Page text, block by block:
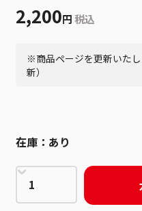
2,200円 税込
※商品ページを更新いた
新）
在庫： あり